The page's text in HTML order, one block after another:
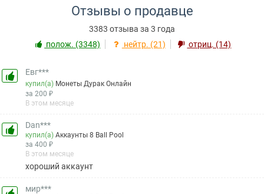
Отзывы о продавце
3383 отзыва за 3 года
полож. (3348)
нейтр. (21) отриц. (14)
Евг***
купил(а) Монеты Дурак Онлайн
за 200 ₽
В этом месяце
Dan***
купил(а)Аккаунты 8 Ball Pool
за 400 ₽
В этом месяце
хороший аккаунт
мир***